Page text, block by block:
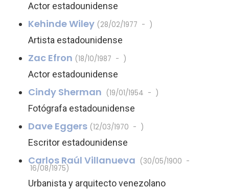
Actor estadounidense
Kehinde Wiley (28/02/1977 - )
Artista estadounidense
Zac Efron (18/10/1987 - )
Actor estadounidense
Cindy Sherman (19/01/1954 - )
Fotógrafa estadounidense
Dave Eggers (12/03/1970 - )
Escritor estadounidense
Carlos Raúl Villanueva (30/05/1900 -
16/08/1975)
Urbanista y arquitecto venezolano